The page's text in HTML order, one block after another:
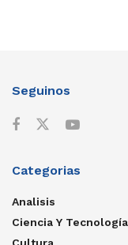
Seguinos
Categorias
Analisis
Ciencia Y Tecnología